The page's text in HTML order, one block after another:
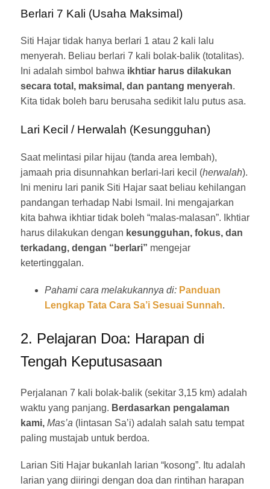
Berlari 7 Kali (Usaha Maksimal)
Siti Hajar tidak hanya berlari 1 atau 2 kali lalu
menyerah. Beliau berlari 7 kali bolak-balik (totalitas).
Ini adalah simbol bahwa ikhtiar harus dilakukan
secara total, maksimal, dan pantang menyerah.
Kita tidak boleh baru berusaha sedikit lalu putus asa.
Lari Kecil / Herwalah (Kesungguhan)
Saat melintasi pilar hijau (tanda area lembah),
jamaah pria disunnahkan berlari-lari kecil (herwalah).
Ini meniru lari panik Siti Hajar saat beliau kehilangan
pandangan terhadap Nabi Ismail. Ini mengajarkan
kita bahwa ikhtiar tidak boleh “malas-malasan”. Ikhtiar
harus dilakukan dengan kesungguhan, fokus, dan
terkadang, dengan “berlari” mengejar
ketertinggalan.
Pahami cara melakukannya di: Panduan
Lengkap Tata Cara Sa’i Sesuai Sunnah.
2. Pelajaran Doa: Harapan di
Tengah Keputusasaan
Perjalanan 7 kali bolak-balik (sekitar 3,15 km) adalah
waktu yang panjang. Berdasarkan pengalaman
kami, Mas’a (lintasan Sa’i) adalah salah satu tempat
paling mustajab untuk berdoa.
Larian Siti Hajar bukanlah larian “kosong”. Itu adalah
larian yang diiringi dengan doa dan rintihan harapan